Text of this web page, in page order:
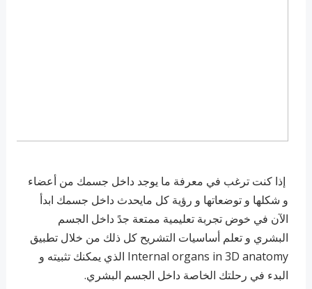
إذا كنت ترغب في معرفة ما يوجد داخل جسمك من أعضاء
و شكلها و توضعاتها و رؤية كل مايحدث داخل جسمك ابدأ
الآن في خوض تجربة تعليمية ممتعة جدً داخل الجسم
البشري و تعلم أساسيات التشريح كل ذلك من خلال تطبيق
Internal organs in 3D anatomy الذي يمكنك تثبيته و
البدء في رحلتك الخاصة داخل الجسم البشري.